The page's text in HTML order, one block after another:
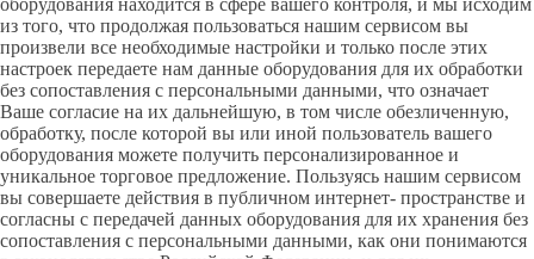
оборудования находится в сфере вашего контроля, и мы исходим
из того, что продолжая пользоваться нашим сервисом вы
произвели все необходимые настройки и только после этих
настроек передаете нам данные оборудования для их обработки
без сопоставления с персональными данными, что означает
Ваше согласие на их дальнейшую, в том числе обезличенную,
обработку, после которой вы или иной пользователь вашего
оборудования можете получить персонализированное и
уникальное торговое предложение. Пользуясь нашим сервисом
вы совершаете действия в публичном интернет- пространстве и
согласны с передачей данных оборудования для их хранения без
сопоставления с персональными данными, как они понимаются